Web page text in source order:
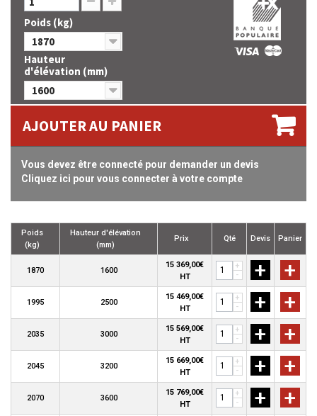
Poids (kg)
1870
Hauteur
d'élévation (mm)
1600
AJOUTER AU PANIER
Vous devez être connecté pour demander un devis
Cliquez ici pour vous connecter à votre compte
Poids
(kg)
Hauteur d'élévation
(mm)
Prix Qté Devis Panier
1870 1600
15 369,00€
HT
+
-
+ +
1995 2500
15 469,00€
HT
+
-
+ +
2035 3000
15 569,00€
HT
+
-
+ +
2045 3200
15 669,00€
HT
+
-
+ +
2070 3600
15 769,00€
HT
+
-
+ +